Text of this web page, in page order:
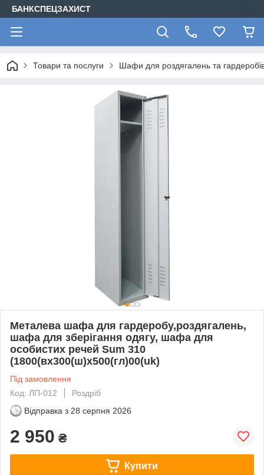
БАНКСПЕЦЗАХИСТ
Товари та послуги Шафи для роздягалень та
Металева шафа для гардеробу,роздягалень,
шафа для зберігання одягу, шафа для
особистих речей Sum 310
(1800(вх300(ш)х500(гл)00(uk)
Під замовлення
Код: ЛП-012
Роздріб
Відправка з 28 серпня 2026
2 950 ₴
Купити